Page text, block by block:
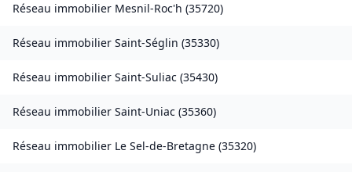
Réseau immobilier Mesnil-Roc'h (35720)
Réseau immobilier Saint-Séglin (35330)
Réseau immobilier Saint-Suliac (35430)
Réseau immobilier Saint-Uniac (35360)
Réseau immobilier Le Sel-de-Bretagne (35320)